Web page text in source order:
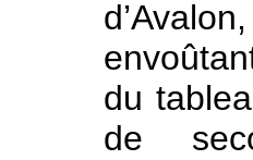
du
de